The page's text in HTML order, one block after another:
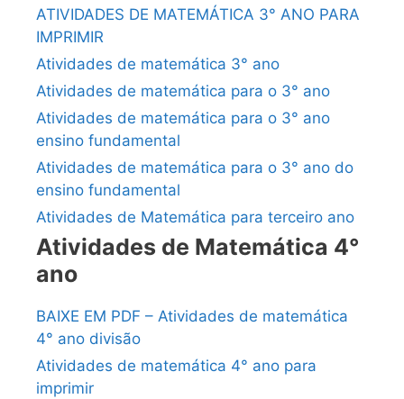
ATIVIDADES DE MATEMÁTICA 3° ANO PARA
IMPRIMIR
Atividades de matemática 3° ano
Atividades de matemática para o 3° ano
Atividades de matemática para o 3° ano
ensino fundamental
Atividades de matemática para o 3° ano do
ensino fundamental
Atividades de Matemática para terceiro ano
Atividades de Matemática 4°
ano
BAIXE EM PDF – Atividades de matemática
4° ano divisão
Atividades de matemática 4° ano para
imprimir